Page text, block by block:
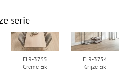
serie
FLR-3755
Creme Eik
FLR-3754
Grijze Eik